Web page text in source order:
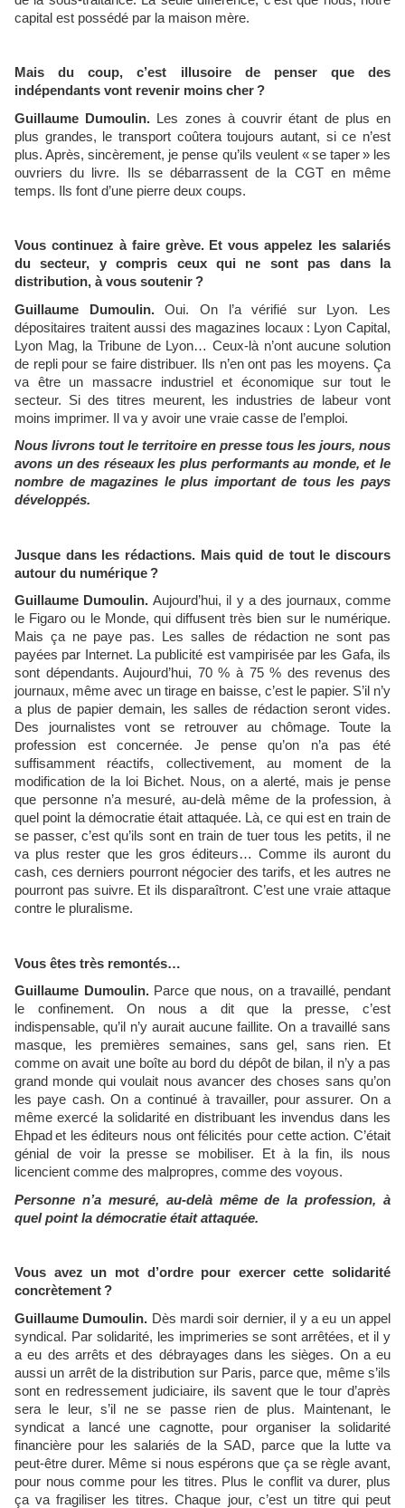
capital est possédé par la maison mère.
Mais du coup, c’est illusoire de penser que des
indépendants vont revenir moins cher ?
Guillaume Dumoulin. Les zones à couvrir étant de plus en
plus grandes, le transport coûtera toujours autant, si ce n’est
plus. Après, sincèrement, je pense qu’ils veulent « se taper » les
ouvriers du livre. Ils se débarrassent de la CGT en même
temps. Ils font d’une pierre deux coups.
Vous continuez à faire grève. Et vous appelez les salariés
du secteur, y compris ceux qui ne sont pas dans la
distribution, à vous soutenir ?
Guillaume Dumoulin.Oui. On l’a vérifié sur Lyon. Les
dépositaires traitent aussi des magazines locaux : Lyon Capital,
Lyon Mag, la Tribune de Lyon… Ceux-là n’ont aucune solution
de repli pour se faire distribuer. Ils n’en ont pas les moyens. Ça
va être un massacre industriel et économique sur tout le
secteur. Si des titres meurent, les industries de labeur vont
moins imprimer. Il va y avoir une vraie casse de l’emploi.
Nous livrons tout le territoire en presse tous les jours, nous
avons un des réseaux les plus performants au monde, et le
nombre de magazines le plus important de tous les pays
développés.
Jusque dans les rédactions. Mais quid de tout le discours
autour du numérique ?
Guillaume Dumoulin. Aujourd’hui, il y a des journaux, comme
le Figaro ou le Monde, qui diffusent très bien sur le numérique.
Mais ça ne paye pas. Les salles de rédaction ne sont pas
payées par Internet. La publicité est vampirisée par les Gafa, ils
sont dépendants. Aujourd’hui, 70 % à 75 % des revenus des
journaux, même avec un tirage en baisse, c’est le papier. S’il n’y
a plus de papier demain, les salles de rédaction seront vides.
Des journalistes vont se retrouver au chômage. Toute la
profession est concernée. Je pense qu’on n’a pas été
suffisamment réactifs, collectivement, au moment de la
modification de la loi Bichet. Nous, on a alerté, mais je pense
que personne n’a mesuré, au-delà même de la profession, à
quel point la démocratie était attaquée. Là, ce qui est en train de
se passer, c’est qu’ils sont en train de tuer tous les petits, il ne
va plus rester que les gros éditeurs… Comme ils auront du
cash, ces derniers pourront négocier des tarifs, et les autres ne
pourront pas suivre. Et ils disparaîtront. C’est une vraie attaque
contre le pluralisme.
Vous êtes très remontés…
Guillaume Dumoulin.Parce que nous, on a travaillé, pendant
le confinement. On nous a dit que la presse, c’est
indispensable, qu’il n’y aurait aucune faillite. On a travaillé sans
masque, les premières semaines, sans gel, sans rien. Et
comme on avait une boîte au bord du dépôt de bilan, il n’y a pas
grand monde qui voulait nous avancer des choses sans qu’on
les paye cash. On a continué à travailler, pour assurer. On a
même exercé la solidarité en distribuant les invendus dans les
Ehpad et les éditeurs nous ont félicités pour cette action. C’était
génial de voir la presse se mobiliser. Et à la fin, ils nous
licencient comme des malpropres, comme des voyous.
Personne n’a mesuré, au-delà même de la profession, à
quel point la démocratie était attaquée.
Vous avez un mot d’ordre pour exercer cette solidarité
concrètement ?
Guillaume Dumoulin. Dès mardi soir dernier, il y a eu un appel
syndical. Par solidarité, les imprimeries se sont arrêtées, et il y
a eu des arrêts et des débrayages dans les sièges. On a eu
aussi un arrêt de la distribution sur Paris, parce que, même s’ils
sont en redressement judiciaire, ils savent que le tour d’après
sera le leur, s’il ne se passe rien de plus. Maintenant, le
syndicat a lancé une cagnotte, pour organiser la solidarité
financière pour les salariés de la SAD, parce que la lutte va
peut-être durer. Même si nous espérons que ça se règle avant,
pour nous comme pour les titres. Plus le conflit va durer, plus
ça va fragiliser les titres. Chaque jour, c’est un titre qui peut